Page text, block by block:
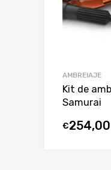
AMBREIAJE
Kit de
Samurai
€254,00